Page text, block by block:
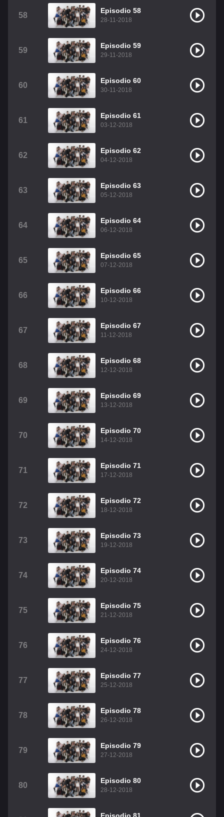
58
Episodio 58
28-11-2018
59
Episodio 59
29-11-2018
60
Episodio 60
30-11-2018
61
Episodio 61
03-12-2018
62
Episodio 62
04-12-2018
63
Episodio 63
05-12-2018
64
Episodio 64
06-12-2018
65
Episodio 65
07-12-2018
66
Episodio 66
10-12-2018
67
Episodio 67
11-12-2018
68
Episodio 68
12-12-2018
69
Episodio 69
13-12-2018
70
Episodio 70
14-12-2018
71
Episodio 71
17-12-2018
72
Episodio 72
18-12-2018
73
Episodio 73
19-12-2018
74
Episodio 74
20-12-2018
75
Episodio 75
21-12-2018
76
Episodio 76
24-12-2018
77
Episodio 77
25-12-2018
78
Episodio 78
26-12-2018
79
Episodio 79
27-12-2018
80
Episodio 80
28-12-2018